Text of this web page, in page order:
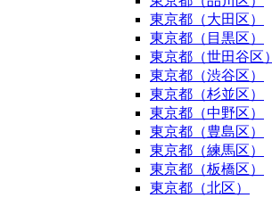
東京都（大田区）
東京都（目黒区）
東京都（世田谷区）
東京都（渋谷区）
東京都（杉並区）
東京都（中野区）
東京都（豊島区）
東京都（練馬区）
東京都（板橋区）
東京都（北区）